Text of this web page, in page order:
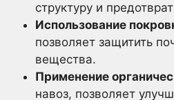
структуру и
Использование
позволяет защитить
вещества.
Применение
навоз, позволяет